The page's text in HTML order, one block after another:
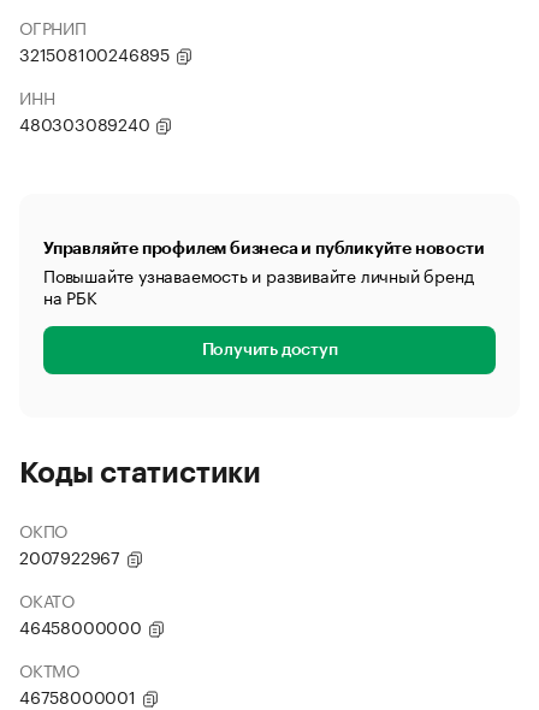
ОГРНИП
321508100246895
ИНН
480303089240
Управляйте профилем бизнеса и публикуйте новости
Повышайте узнаваемость и развивайте личный бренд
на РБК
Получить доступ
Коды статистики
ОКПО
2007922967
ОКАТО
46458000000
ОКТМО
46758000001